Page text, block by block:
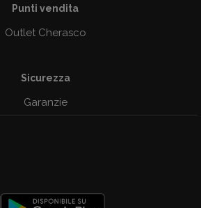
Punti vendita
Outlet Cherasco
Sicurezza
Garanzie